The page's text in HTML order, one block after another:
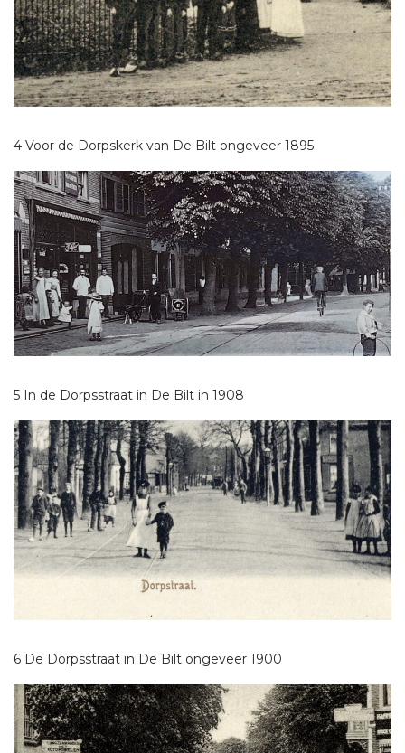
4 Voor de Dorpskerk van De Bilt ongeveer 1895
5 In de Dorpsstraat in De Bilt in 1908
6 De Dorpsstraat in De Bilt ongeveer 1900